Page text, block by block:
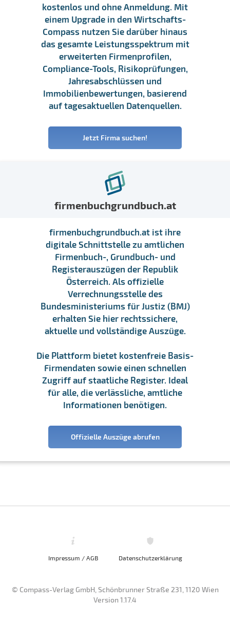
kostenlos und ohne Anmeldung. Mit
einem Upgrade in den Wirtschafts-
Compass nutzen Sie darüber hinaus
das gesamte Leistungsspektrum mit
erweiterten Firmenprofilen,
Compliance-Tools, Risikoprüfungen,
Jahresabschlüssen und
Immobilienbewertungen, basierend
auf tagesaktuellen Datenquellen.
Jetzt Firma suchen!
firmenbuchgrundbuch.at
firmenbuchgrundbuch.at ist ihre
digitale Schnittstelle zu amtlichen
Firmenbuch-, Grundbuch- und
Registerauszügen der Republik
Österreich. Als offizielle
Verrechnungsstelle des
Bundesministeriums für Justiz (BMJ)
erhalten Sie hier rechtssichere,
aktuelle und vollständige Auszüge.
Die Plattform bietet kostenfreie Basis-
Firmendaten sowie einen schnellen
Zugriff auf staatliche Register. Ideal
für alle, die verlässliche, amtliche
Informationen benötigen.
Offizielle Auszüge abrufen
Impressum / AGB Datenschutzerklärung
© Compass-Verlag GmbH, Schönbrunner Straße 231, 1120 Wien
Version 1.17.4